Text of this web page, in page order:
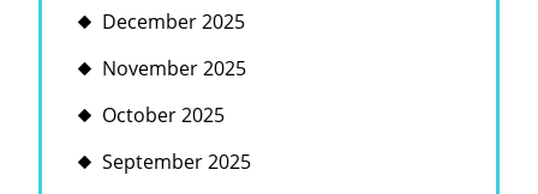
December 2025
November 2025
October 2025
September 2025